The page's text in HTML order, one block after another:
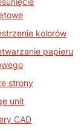
kolorów
papieru
strony
unit
CAD